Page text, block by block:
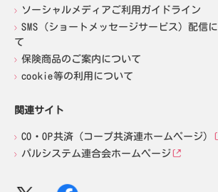
ソーシャルメディアご利用ガイドライン
SMS（ショートメッセージサービス）配信
て
保険商品のご案内について
cookie等の利用について
関連サイト
CO・OP共済（コープ共済連ホームページ）
パルシステム連合会ホームページ